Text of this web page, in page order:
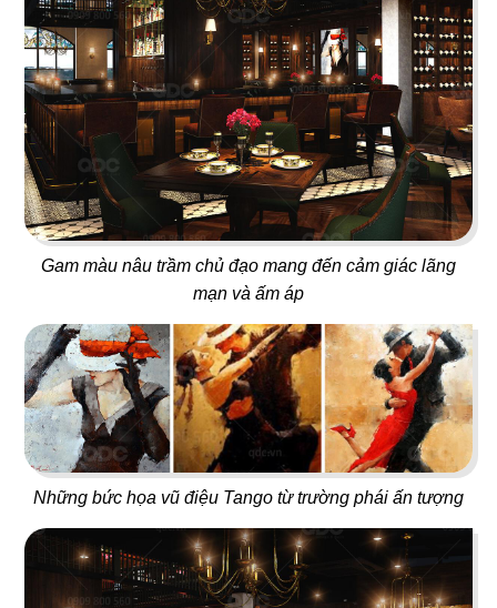
Gam màu nâu trầm chủ đạo mang đến cảm giác lãng
mạn và ấm áp
Những bức họa vũ điệu Tango từ trường phái ấn tượng
63
CHARM
Bistro & Cafe
64
A MÀ KITCHEN
Nhà hàng Hongkong
65 66
NGUYÊN SINH EST.1942
67
LE STEAK
Nhà hàng Âu
68
CƠM NIÊU VĨNH LONG
Nhà hàng Việt